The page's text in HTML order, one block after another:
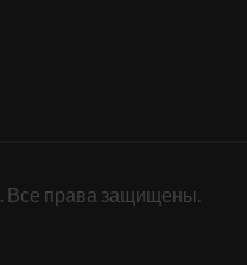
. Все права защищены.